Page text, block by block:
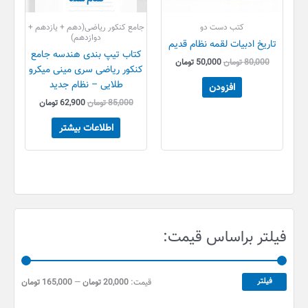
فیلتر براساس قیمت:
اا
فیلتر قیمت: 20,000 تومان — 165,000 تومان
کتب دست دو
تاریخ ادبیات لقمه نظام قدیم
80,000تومان50,000 تومان
افزودن
جامع کنکور ریاضی(دهم + یازدهم +
دوازدهم)
کتاب تیپ بندی هندسه جامع
کنکور ریاضی سری مینی میکرو
طلایی – نظام جدید
85,000تومان62,900تومان
اطلاعات بیشتر